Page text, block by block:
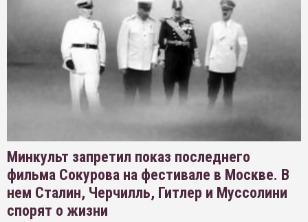
Минкульт запретил показ последнего
фильма Сокурова на фестивале в Москве. В
нем Сталин, Черчилль, Гитлер и Муссолини
спорят о жизни